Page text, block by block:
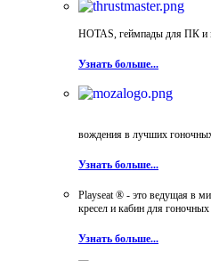
HOTAS, геймпады для ПК и
Узнать больше...
вождения в лучших
Узнать больше...
Playseat ® - это ведущая в
кресел и кабин для
Узнать больше...